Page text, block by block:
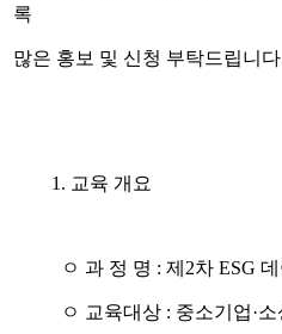
록
많은 홍보 및 신청 부탁드립니
1. 교육 개요
ㅇ 과 정 명 : 제2차 ESG 데
ㅇ 교육대상 : 중소기업·소